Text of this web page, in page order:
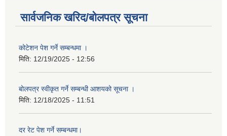
सार्वजनिक खरिद/बोलपत्र सूचना
कोटेशन पेश गर्ने सम्बन्धमा ।
मिति: 12/19/2025 - 12:56
बोलपत्र स्वीकृत गर्ने सम्बन्धी आशयको सूचना ।
मिति: 12/18/2025 - 11:51
दर रेट पेश गर्ने सम्बन्धमा।